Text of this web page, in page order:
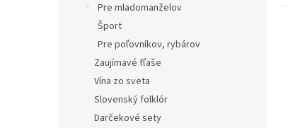
Pre mladomanželov
Šport
Pre poľovníkov, rybárov
Zaujímavé fľaše
Vína zo sveta
Slovenský folklór
Darčekové sety